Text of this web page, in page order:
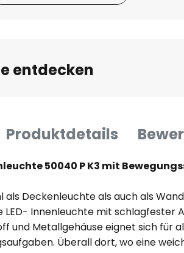
entdecken
Produktdetails
50040 P K3 mit
als Deckenleuchte als auch als
LED- Innenleuchte mit schlagfester
und Metallgehäuse eignet sich für
Überall dort, wo eine